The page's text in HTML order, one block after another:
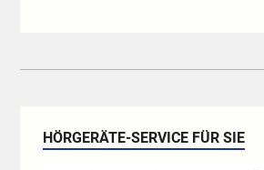
HÖRGERÄTE-SERVICE FÜR SIE